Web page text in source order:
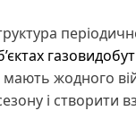
мають жодного
і